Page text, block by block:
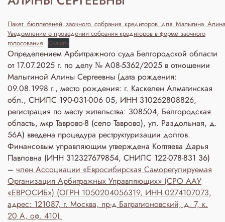
Уведомление о проведении собрания кредиторов в форме заочного
голосования Скачать
Определением Арбитражного суда Белгородской области
от 17.07.2025 г. по делу № А08-5362/2025 в отношении
Малыгиной Алины Сергеевны (дата рождения:
09.08.1998 г., место рождения: г. Каскелен Алматинская
обл., СНИЛС 190-031-006 05, ИНН 310262808826,
регистрация по месту жительства: 308504, Белгородская
область, мкр Таврово-8 (село Таврово), ул. Раздольная, д.
56А) введена процедура реструктуризации долгов.
Финансовым управляющим утверждена Коптяева Дарья
Павловна (ИНН 312327679854, СНИЛС 122-078-831 36)
– член Ассоциации «Евросибирская Саморегулируемая
Организация Арбитражных Управляющих» (СРО ААУ
«ЕВРОСИБ») (ОГРН 1050204056319, ИНН 0274107073,
адрес: 121087, г. Москва, пр-д Багратионовский, д. 7, к.
20 А, оф. 410).